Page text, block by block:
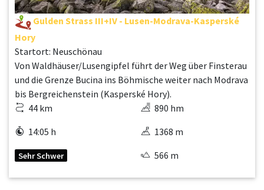
Gulden Strass III+IV - Lusen-Modrava-Kasperské
Hory
Startort: Neuschönau
Von Waldhäuser/Lusengipfel führt der Weg über Finsterau
und die Grenze Bucina ins Böhmische weiter nach Modrava
bis Bergreichenstein (Kasperské Hory).
44 km
14:05 h
Sehr Schwer
890 hm
1368 m
566 m